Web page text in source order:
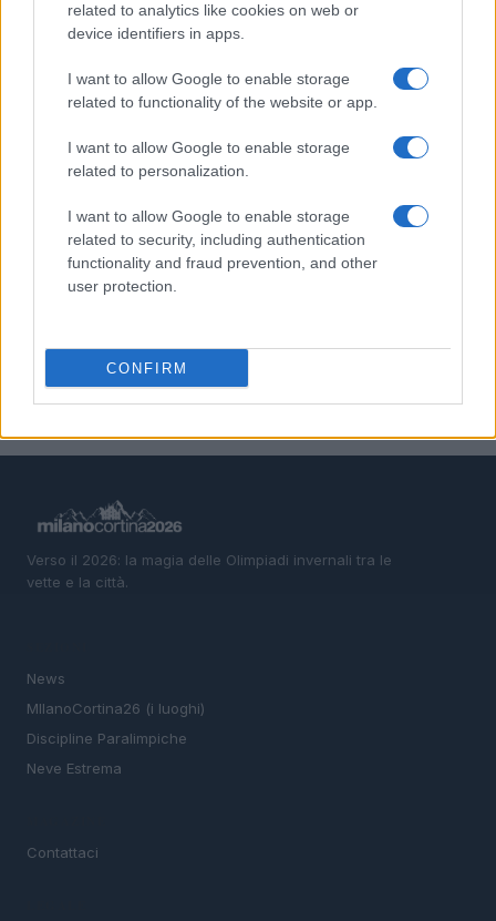
related to analytics like cookies on web or
device identifiers in apps.
I want to allow Google to enable storage
related to functionality of the website or app.
I want to allow Google to enable storage
related to personalization.
I want to allow Google to enable storage
related to security, including authentication
functionality and fraud prevention, and other
user protection.
CONFIRM
PIÙ LETTI
BlinkFestivalen 2026: i campioni dello sci di fondo e
biathlon in gara dal 5 al 8 agosto
scivolata e frenata
Ganz in gara dal 5 al 8 agosto
Sci di fondo skating: progressione V1, V2 e uso dei
bastoncini
errori e attrezzatura
Verso il 2026: la magia delle Olimpiadi invernali tra le
vette e la città.
News
MIlanoCortina26 (i luoghi)
Discipline Paralimpiche
Neve Estrema
Contattaci